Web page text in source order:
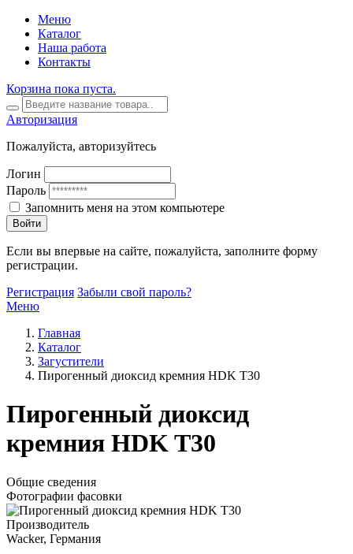
Меню
Каталог
Наша работа
Контакты
Корзина пока пуста.
Авторизация
Пожалуйста, авторизуйтесь
Логин
Пароль
Запомнить меня на этом компьютере
Войти
Если вы впервые на сайте, пожалуйста, заполните форму
регистрации.
Регистрация Забыли свой пароль?
Меню
Главная
Каталог
Загустители
Пирогенный диоксид кремния HDK T30
Пирогенный диоксид
кремния HDK T30
Общие сведения
Фотографии фасовки
Производитель
Wacker, Германия